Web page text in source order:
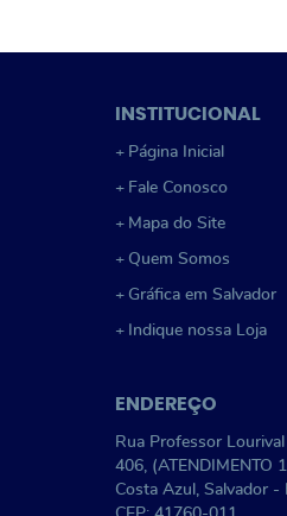
INSTITUCIONAL
Página Inicial
Fale Conosco
Mapa do Site
Quem Somos
Gráfica em Salvador
Indique nossa Loja
ENDEREÇO
Rua Professor
406, (ATENDIMENTO
Costa Azul, Salvador -